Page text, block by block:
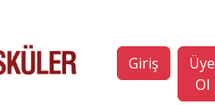
Giriş
Üye
Ol